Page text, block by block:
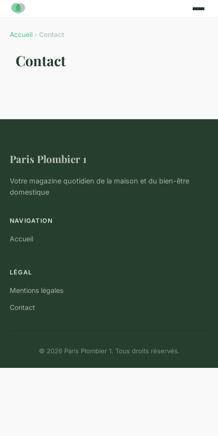
Accueil › Contact
Contact
Paris Plombier 1
Votre magazine quotidien de la maison et du bien-être
domestique
NAVIGATION
Accueil
LÉGAL
Mentions légales
Contact
© 2026 Paris Plombier 1. Tous droits réservés.